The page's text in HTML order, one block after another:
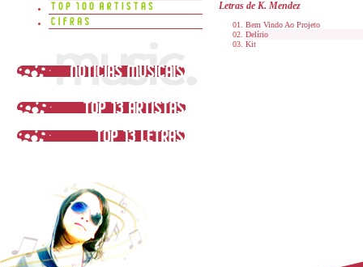
Letras de K. Mendez
Bem Vindo Ao Projeto
Delírio
Kit